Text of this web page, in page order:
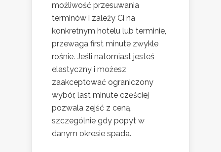
możliwość przesuwania
terminów i zależy Ci na
konkretnym hotelu lub terminie,
przewaga first minute zwykle
rośnie. Jeśli natomiast jesteś
elastyczny i możesz
zaakceptować ograniczony
wybór, last minute częściej
pozwala zejść z ceną,
szczególnie gdy popyt w
danym okresie spada.